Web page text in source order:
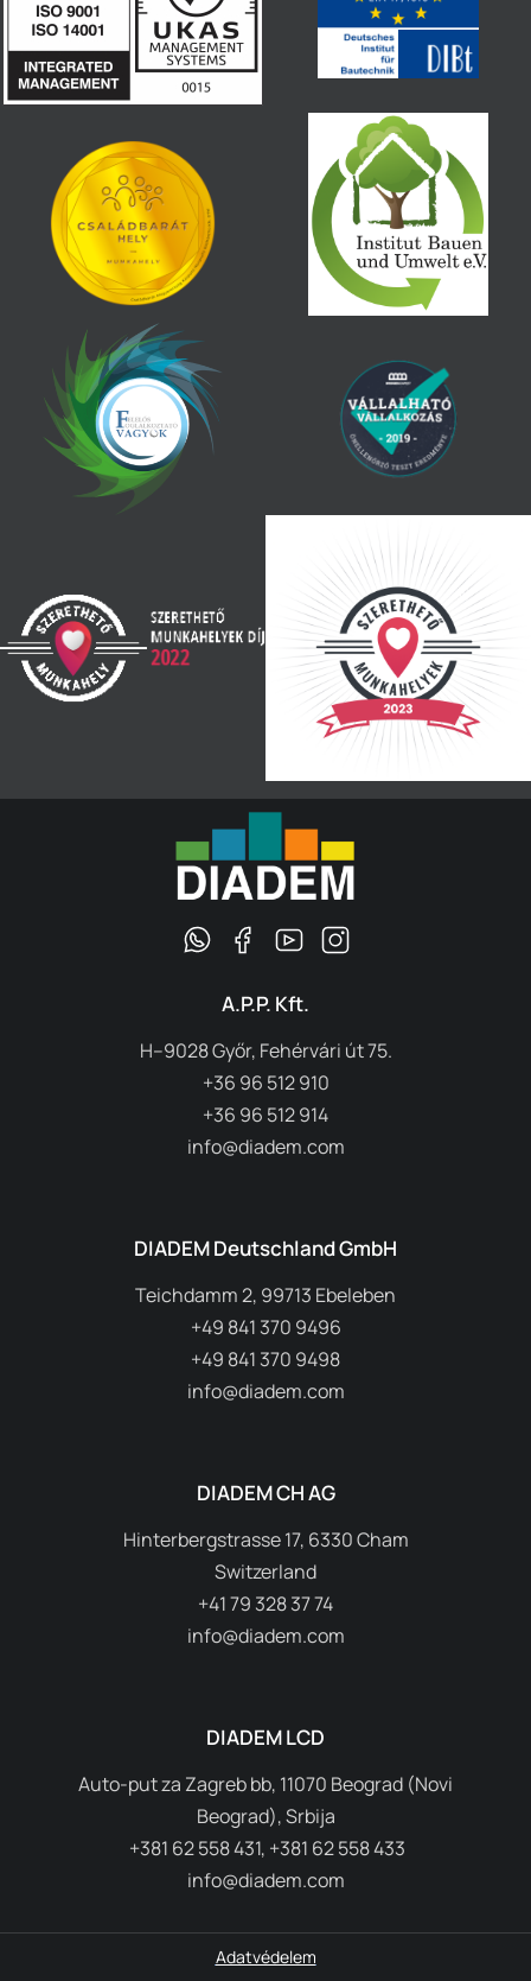
A.P.P. Kft.
H–9028 Győr, Fehérvári út 75.
+36 96 512 910
+36 96 512 914
info@diadem.com
DIADEM Deutschland GmbH
Teichdamm 2, 99713 Ebeleben
+49 841 370 9496
+49 841 370 9498
info@diadem.com
DIADEM CH AG
Hinterbergstrasse 17, 6330 Cham
Switzerland
+41 79 328 37 74
info@diadem.com
DIADEM LCD
Auto-put za Zagreb bb, 11070 Beograd (Novi
Beograd), Srbija
+381 62 558 431, +381 62 558 433
info@diadem.com
Adatvédelem